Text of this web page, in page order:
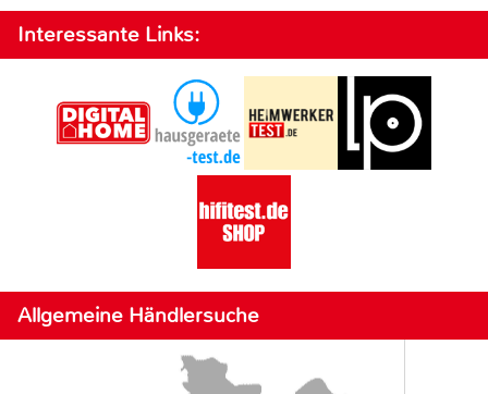
Interessante Links:
Allgemeine Händlersuche